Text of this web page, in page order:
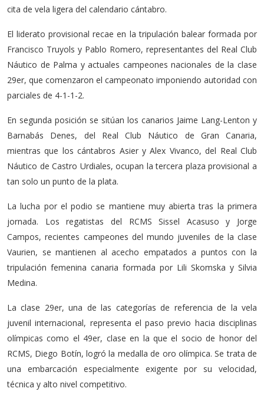
cita de vela ligera del calendario cántabro.
El liderato provisional recae en la tripulación balear formada por
Francisco Truyols y Pablo Romero, representantes del Real Club
Náutico de Palma y actuales campeones nacionales de la clase
29er, que comenzaron el campeonato imponiendo autoridad con
parciales de 4-1-1-2.
En segunda posición se sitúan los canarios Jaime Lang-Lenton y
Barnabás Denes, del Real Club Náutico de Gran Canaria,
mientras que los cántabros Asier y Alex Vivanco, del Real Club
Náutico de Castro Urdiales, ocupan la tercera plaza provisional a
tan solo un punto de la plata.
La lucha por el podio se mantiene muy abierta tras la primera
jornada. Los regatistas del RCMS Sissel Acasuso y Jorge
Campos, recientes campeones del mundo juveniles de la clase
Vaurien, se mantienen al acecho empatados a puntos con la
tripulación femenina canaria formada por Lili Skomska y Silvia
Medina.
La clase 29er, una de las categorías de referencia de la vela
juvenil internacional, representa el paso previo hacia disciplinas
olímpicas como el 49er, clase en la que el socio de honor del
RCMS, Diego Botín, logró la medalla de oro olímpica. Se trata de
una embarcación especialmente exigente por su velocidad,
técnica y alto nivel competitivo.